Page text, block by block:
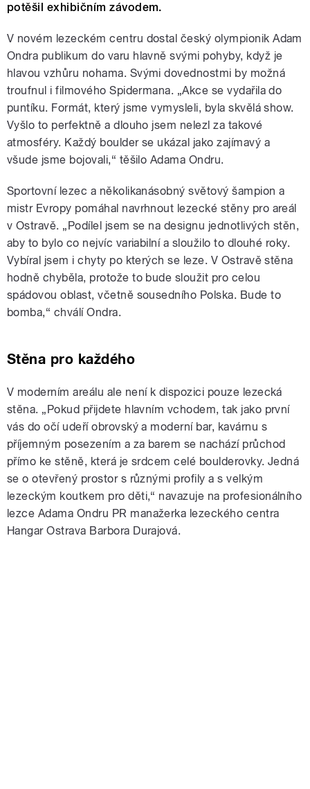
potěšil exhibičním závodem.
V novém lezeckém centru dostal český olympionik Adam
Ondra publikum do varu hlavně svými pohyby, když je
hlavou vzhůru nohama. Svými dovednostmi by možná
troufnul i filmového Spidermana. „Akce se vydařila do
puntíku. Formát, který jsme vymysleli, byla skvělá show.
Vyšlo to perfektně a dlouho jsem nelezl za takové
atmosféry. Každý boulder se ukázal jako zajímavý a
všude jsme bojovali,“ těšilo Adama Ondru.
Sportovní lezec a několikanásobný světový šampion a
mistr Evropy pomáhal navrhnout lezecké stěny pro areál
v Ostravě. „Podílel jsem se na designu jednotlivých stěn,
aby to bylo co nejvíc variabilní a sloužilo to dlouhé roky.
Vybíral jsem i chyty po kterých se leze. V Ostravě stěna
hodně chyběla, protože to bude sloužit pro celou
spádovou oblast, včetně sousedního Polska. Bude to
bomba,“ chválí Ondra.
Stěna pro každého
V moderním areálu ale není k dispozici pouze lezecká
stěna. „Pokud přijdete hlavním vchodem, tak jako první
vás do očí udeří obrovský a moderní bar, kavárnu s
příjemným posezením a za barem se nachází průchod
přímo ke stěně, která je srdcem celé boulderovky. Jedná
se o otevřený prostor s různými profily a s velkým
lezeckým koutkem pro děti,“ navazuje na profesionálního
lezce Adama Ondru PR manažerka lezeckého centra
Hangar Ostrava Barbora Durajová.